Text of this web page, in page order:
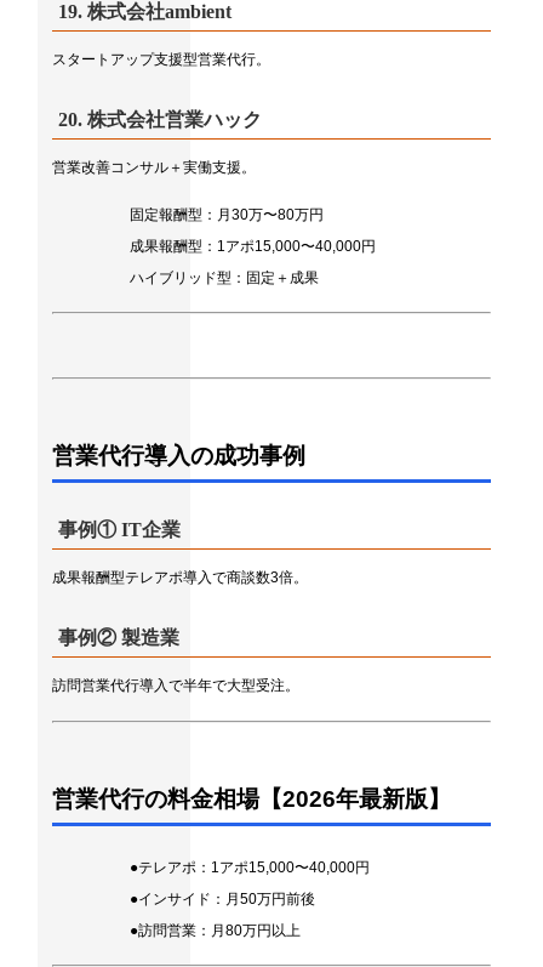
19. 株式会社ambient
スタートアップ支援型営業代行。
20. 株式会社営業ハック
営業改善コンサル＋実働支援。
固定報酬型：月30万〜80万円
成果報酬型：1アポ15,000〜40,000円
ハイブリッド型：固定＋成果
営業代行導入の成功事例
事例① IT企業
成果報酬型テレアポ導入で商談数3倍。
事例② 製造業
訪問営業代行導入で半年で大型受注。
営業代行の料金相場【2026年最新版】
●テレアポ：1アポ15,000〜40,000円
●インサイド：月50万円前後
●訪問営業：月80万円以上